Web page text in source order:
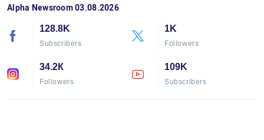
Alpha Newsroom 03.08.2026
128.8K
Subscribers
1K
Followers
34.2К
Followers
109K
Subscribers